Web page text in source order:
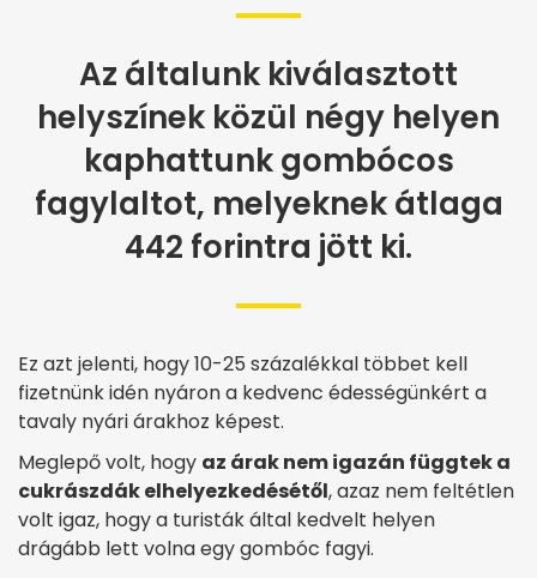
Az általunk kiválasztott
helyszínek közül négy helyen
kaphattunk gombócos
fagylaltot, melyeknek átlaga
442 forintra jött ki.
Ez azt jelenti, hogy 10-25 százalékkal többet kell
fizetnünk idén nyáron a kedvenc édességünkért a
tavaly nyári árakhoz képest.
Meglepő volt, hogy az árak nem igazán függtek a
cukrászdák elhelyezkedésétől, azaz nem feltétlen
volt igaz, hogy a turisták által kedvelt helyen
drágább lett volna egy gombóc fagyi.